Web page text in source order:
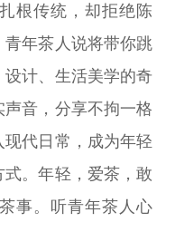
根传统，却拒绝陈
年茶人说将带你跳
计、生活美学的奇
音，分享不拘一格
代日常，成为年轻
。年轻，爱茶，敢
事。听青年茶人心